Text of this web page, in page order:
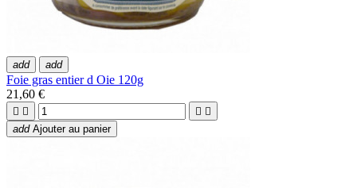
add add
Foie gras entier d Oie 120g
21,60 €
   
add Ajouter au panier